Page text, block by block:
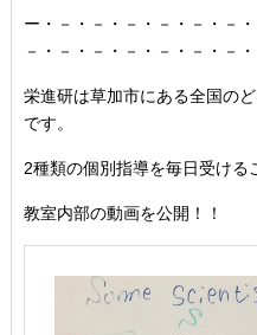
ー・－・－・－・－・－・－
－・－・－・－・－・－・－
栄進研は草加市にある全国の
です。
2種類の個別指導を毎日受ける
教室内部の動画を公開！！